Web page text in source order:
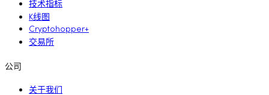
技术指标
K线图
Cryptohopper+
交易所
公司
关于我们